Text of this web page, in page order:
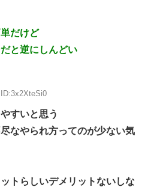
だけど
と逆にしんどい
すいと思う
なやられ方ってのが少ない気
トらしいデメリットないしな